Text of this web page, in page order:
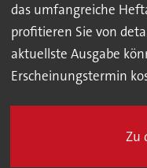
das umfangreiche
profitieren Sie von
aktuellste Ausgabe
Erscheinungstermin
Zu